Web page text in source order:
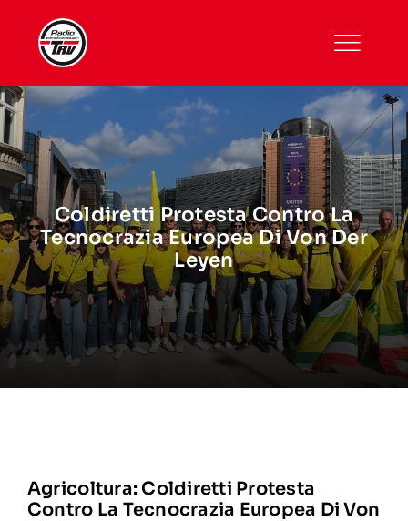
content
Coldiretti Protesta Contro La
Tecnocrazia Europea Di Von Der
Leyen
Agricoltura: Coldiretti Protesta
Contro La Tecnocrazia Europea Di Von